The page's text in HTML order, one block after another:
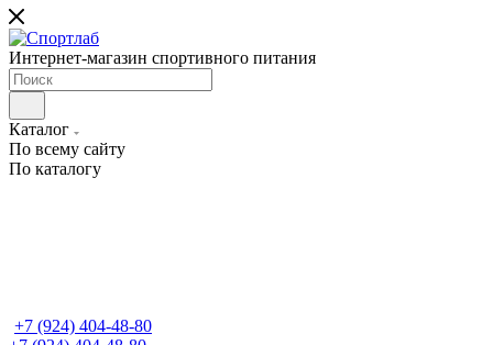
Интернет-магазин спортивного питания
Каталог
По всему сайту
По каталогу
+7 (924) 404-48-80